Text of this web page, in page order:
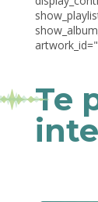
Te